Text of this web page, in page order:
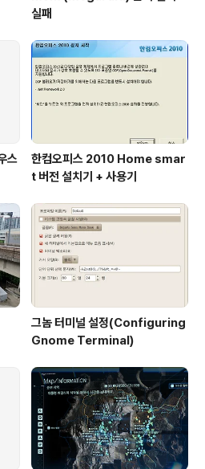
실패
스
한컴오피스 2010 Home smar
t 버전 설치기 + 사용기
그놈 터미널 설정(Configuring
Gnome Terminal)